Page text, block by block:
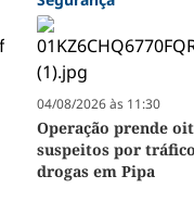
04/08/2026 às 11:30
Operação prende
suspeitos por
drogas em Pipa